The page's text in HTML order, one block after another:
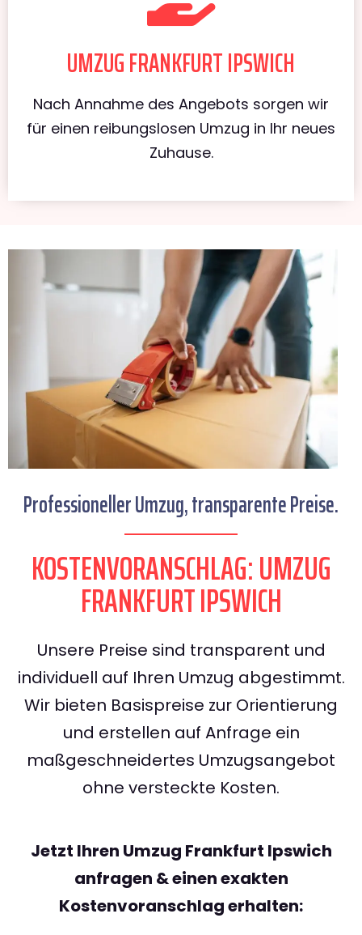
UMZUG FRANKFURT IPSWICH
Nach Annahme des Angebots sorgen wir
für einen reibungslosen Umzug in Ihr neues
Zuhause.
Professioneller Umzug, transparente Preise.
KOSTENVORANSCHLAG: UMZUG
FRANKFURT IPSWICH
Unsere Preise sind transparent und
individuell auf Ihren Umzug abgestimmt.
Wir bieten Basispreise zur Orientierung
und erstellen auf Anfrage ein
maßgeschneidertes Umzugsangebot
ohne versteckte Kosten.
Jetzt Ihren Umzug Frankfurt Ipswich
anfragen & einen exakten
Kostenvoranschlag erhalten: